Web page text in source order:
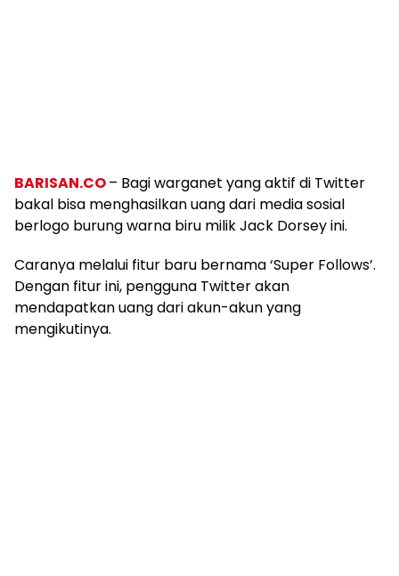
BARISAN.CO– Bagi warganet yang aktif di Twitter
bakal bisa menghasilkan uang dari media sosial
berlogo burung warna biru milik Jack Dorsey ini.
Caranya melalui fitur baru bernama ‘Super Follows’.
Dengan fitur ini, pengguna Twitter akan
mendapatkan uang dari akun-akun yang
mengikutinya.